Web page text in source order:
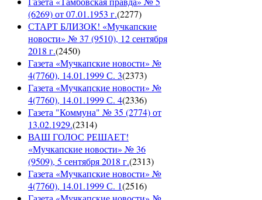
(6269) от 07.01.1953 г.(2277)
СТАРТ БЛИЗОК! «Мучкапские
новости» № 37 (9510), 12 сентября
2018 г.(2450)
Газета «Мучкапские новости» №
4(7760), 14.01.1999 С. 3(2373)
Газета «Мучкапские новости» №
4(7760), 14.01.1999 С. 4(2336)
Газета "Коммуна" № 35 (2774) от
13.02.1929.(2314)
ВАШ ГОЛОС РЕШАЕТ!
«Мучкапские новости» № 36
(9509), 5 сентября 2018 г.(2313)
Газета «Мучкапские новости» №
4(7760), 14.01.1999 С. 1(2516)